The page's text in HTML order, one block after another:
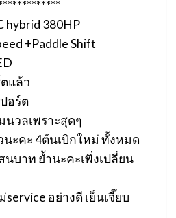
hybrid 380HP
+Paddle Shift
แล้ว
อร์ต
นวลเพราะสุดๆ
ะคะ 4ต้นเบิกใหม่ ทั้งหมด
บาท ย้ำนะคะเพิ่งเปลี่ยน
อย่างดี เย็นเจี๊ยบ